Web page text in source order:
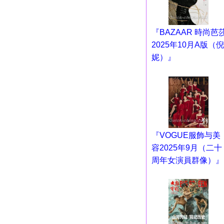
『BAZAAR 時尚芭
2025年10月A版（倪
妮）』
『VOGUE服飾与美
容2025年9月（二十
周年女演員群像）』